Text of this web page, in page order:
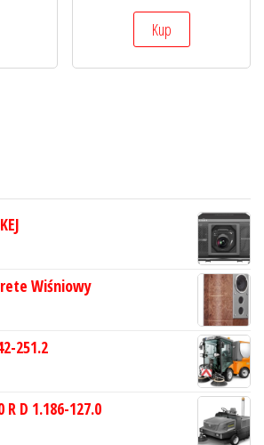
Kup
Wiśniowy
251.2
D 1.186-127.0